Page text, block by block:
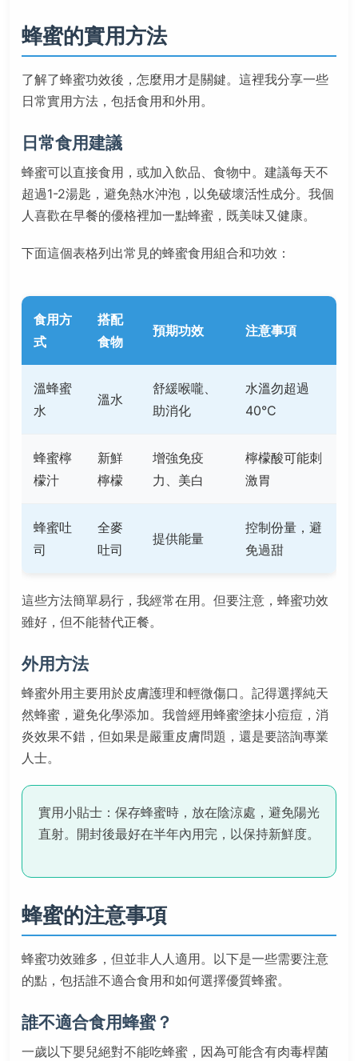
蜂蜜的實用方法
了解了蜂蜜功效後，怎麼用才是關鍵。這裡我分享一些
日常實用方法，包括食用和外用。
日常食用建議
蜂蜜可以直接食用，或加入飲品、食物中。建議每天不
超過1-2湯匙，避免熱水沖泡，以免破壞活性成分。我個
人喜歡在早餐的優格裡加一點蜂蜜，既美味又健康。
下面這個表格列出常見的蜂蜜食用組合和功效：
食用方
式
搭配
食物
預期功效 注意事項
溫蜂蜜
水
溫水
舒緩喉嚨、
助消化
水溫勿超過
40°C
蜂蜜檸
檬汁
新鮮
檸檬
增強免疫
力、美白
檸檬酸可能刺
激胃
蜂蜜吐
司
全麥
吐司
提供能量
控制份量，避
免過甜
這些方法簡單易行，我經常在用。但要注意，蜂蜜功效
雖好，但不能替代正餐。
外用方法
蜂蜜外用主要用於皮膚護理和輕微傷口。記得選擇純天
然蜂蜜，避免化學添加。我曾經用蜂蜜塗抹小痘痘，消
炎效果不錯，但如果是嚴重皮膚問題，還是要諮詢專業
人士。
實用小貼士：保存蜂蜜時，放在陰涼處，避免陽光
直射。開封後最好在半年內用完，以保持新鮮度。
蜂蜜的注意事項
蜂蜜功效雖多，但並非人人適用。以下是一些需要注意
的點，包括誰不適合食用和如何選擇優質蜂蜜。
誰不適合食用蜂蜜？
一歲以下嬰兒絕對不能吃蜂蜜，因為可能含有肉毒桿菌